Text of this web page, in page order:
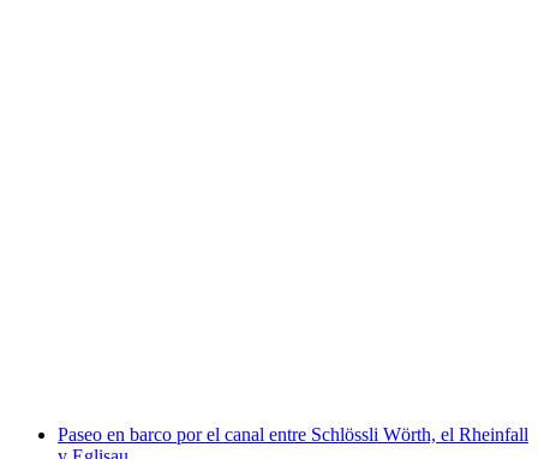
Paseo en barco por el canal entre Schlössli Wörth, el Rheinfall